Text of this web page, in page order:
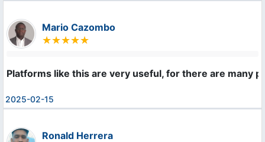
Mario Cazombo
Platforms like this are very useful, for there are many
2025-02-15
Ronald Herrera